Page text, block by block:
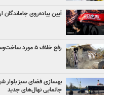
آیین پیاده‌روی
رفع خلاف ۵ مورد ساخت‌وساز غیرمجاز در حریم ناحیه ۴ منطقه ۱۹
بهسازی فضای سبز بلوار
جانمایی نهال‌های جدید